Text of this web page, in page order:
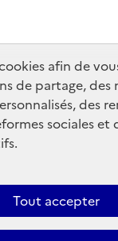
afin de
de partage, des
des
sociales et
Tout accepter
info.gouv.fr
data.gouv.fr
conforme
Mentions légales